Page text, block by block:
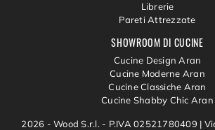
SHOWROOM DI CUCINE
Cucine Design Aran
Cucine Moderne Aran
Cucine Classiche Aran
Cucine Shabby Chic Aran
Librerie
Pareti Attrezzate
2026 - Wood S.r.l. - P.IVA 02521780409 |